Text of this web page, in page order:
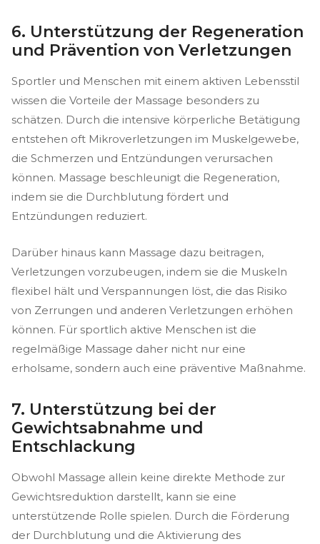
6. Unterstützung der Regeneration
und Prävention von Verletzungen
Sportler und Menschen mit einem aktiven Lebensstil
wissen die Vorteile der Massage besonders zu
schätzen. Durch die intensive körperliche Betätigung
entstehen oft Mikroverletzungen im Muskelgewebe,
die Schmerzen und Entzündungen verursachen
können. Massage beschleunigt die Regeneration,
indem sie die Durchblutung fördert und
Entzündungen reduziert.
Darüber hinaus kann Massage dazu beitragen,
Verletzungen vorzubeugen, indem sie die Muskeln
flexibel hält und Verspannungen löst, die das Risiko
von Zerrungen und anderen Verletzungen erhöhen
können. Für sportlich aktive Menschen ist die
regelmäßige Massage daher nicht nur eine
erholsame, sondern auch eine präventive Maßnahme.
7. Unterstützung bei der
Gewichtsabnahme und
Entschlackung
Obwohl Massage allein keine direkte Methode zur
Gewichtsreduktion darstellt, kann sie eine
unterstützende Rolle spielen. Durch die Förderung
der Durchblutung und die Aktivierung des